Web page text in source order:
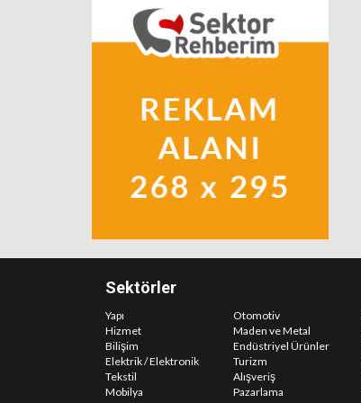
Sektörler
Yapı
Hizmet
Bilişim
Elektrik / Elektronik
Tekstil
Mobilya
Otomotiv
Maden ve Metal
Endüstriyel Ürünler
Turizm
Alışveriş
Pazarlama